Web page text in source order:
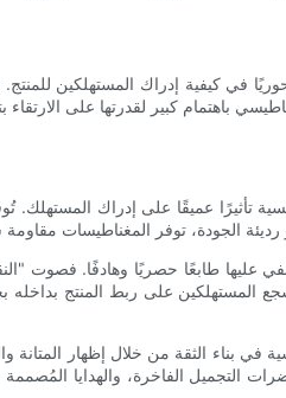
في كيفية إدراك المستهلكين
باهتمام كبير لقدرتها على
تأثيرًا عميقًا على إدراك
عليها طابعًا حصريًا وهادفًا. فصوت
المستهلكين على ربط المنتج
في بناء الثقة من خلال إظهار المتانة
التجميل الفاخرة، والهدايا